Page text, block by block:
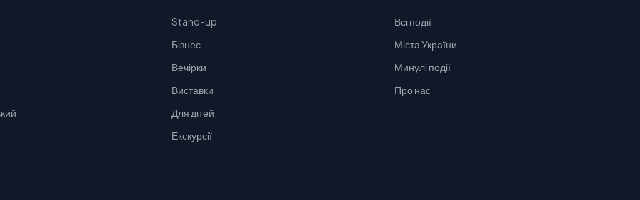
Stand-up
Бізнес
Вечірки
Виставки
Для дітей
Екскурсії
Всі події
Міста України
Минулі події
Про нас